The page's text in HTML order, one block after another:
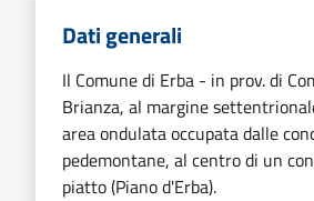
Dati generali
Il Comune di Erba - in prov. di
Brianza, al margine
area ondulata occupata dalle
pedemontane, al centro di un
piatto (Piano d'Erba).